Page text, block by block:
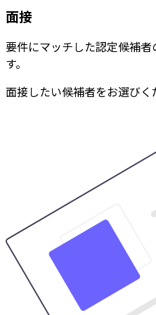
面接
要件にマッチした認定候補
す。
面接したい候補者をお選びく